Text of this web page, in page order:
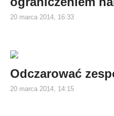
20 marca 2014, 16:33
Odczarować
20 marca 2014, 14:15